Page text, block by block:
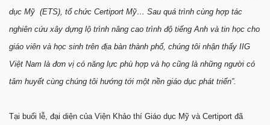
dục Mỹ (ETS), tổ chức Certiport Mỹ… Sau quá trình cùng hợp tác
nghiên cứu xây dựng lộ trình nâng cao trình độ tiếng Anh và tin học cho
giáo viên và học sinh trên địa bàn thành phố, chúng tôi nhận thấy IIG
Việt Nam là đơn vị có năng lực phù hợp và họ cũng là những người có
tâm huyết cùng chúng tôi hướng tới một nền giáo dục phát triển”.
Tại buổi lễ, đại diện của Viện Khảo thí Giáo dục Mỹ và Certiport đã